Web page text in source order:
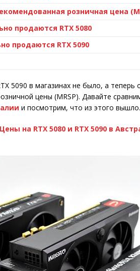
розничная цена
продаются RTX 5080
продаются RTX 5090
5090 в магазинах не было, а
цены (MRSP). Давайте
и посмотрим, что из этого вышло.
Цены на RTX 5080 и RTX 5090 в